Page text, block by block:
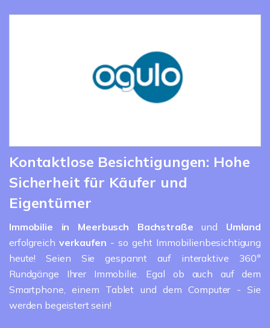
Kontaktlose Besichtigungen: Hohe
Sicherheit für Käufer und
Eigentümer
Immobilie in Meerbusch Bachstraßeund Umland
erfolgreich verkaufen - so geht Immobilienbesichtigung
heute! Seien Sie gespannt auf interaktive 360°
Rundgänge Ihrer Immobilie. Egal ob auch auf dem
Smartphone, einem Tablet und dem Computer - Sie
werden begeistert sein!